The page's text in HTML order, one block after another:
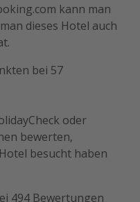
kann man
dieses Hotel auch
bei 57
oder
bewerten,
besucht haben
494 Bewertungen